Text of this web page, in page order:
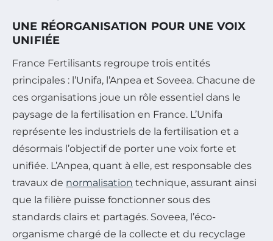
UNE RÉORGANISATION POUR UNE VOIX
UNIFIÉE
France Fertilisants regroupe trois entités
principales : l’Unifa, l’Anpea et Soveea. Chacune de
ces organisations joue un rôle essentiel dans le
paysage de la fertilisation en France. L’Unifa
représente les industriels de la fertilisation et a
désormais l’objectif de porter une voix forte et
unifiée. L’Anpea, quant à elle, est responsable des
travaux de normalisation technique, assurant ainsi
que la filière puisse fonctionner sous des
standards clairs et partagés. Soveea, l’éco-
organisme chargé de la collecte et du recyclage